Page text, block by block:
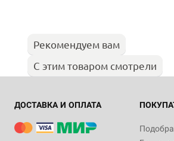
Рекомендуем вам
С этим товаром смотрели
ДОСТАВКА И ОПЛАТА